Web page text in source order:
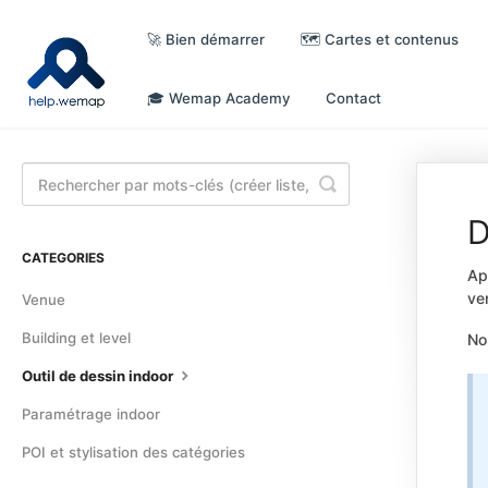
🚀 Bien démarrer 🗺️ Cartes et contenus
🎓 Wemap Academy Contact
Toggle
Search
CATEGORIES
Venue
Building et level
Outil de dessin indoor
Paramétrage indoor
POI et stylisation des catégories